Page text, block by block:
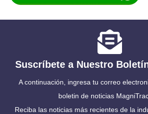
Suscríbete a Nuestro
A continuación, ingresa tu correo
boletin de noticias
Reciba las noticias más recientes de la